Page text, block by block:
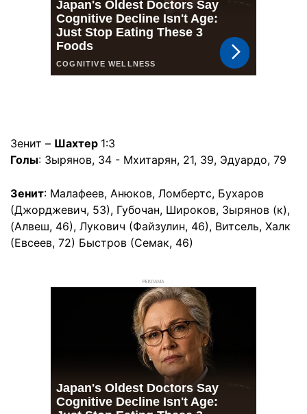
Зенит – Шахтер 1:3
Голы: Зырянов, 34 - Мхитарян, 21, 39, Эдуардо, 79
Зенит: Малафеев, Анюков, Ломбертс, Бухаров
(Джорджевич, 53), Губочан, Широков, Зырянов (к),
(Алвеш, 46), Лукович (Файзулин, 46), Витсель, Халк
(Евсеев, 72) Быстров (Семак, 46)
РЕКЛАМА